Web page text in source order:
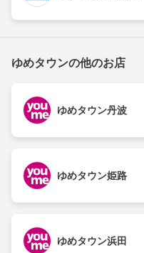
ゆめタウンの他のお店
ゆめタウン丹波
ゆめタウン姫路
ゆめタウン浜田